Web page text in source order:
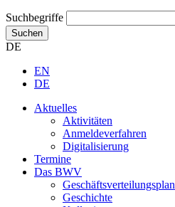
Suchbegriffe
Suchen
DE
EN
DE
Aktuelles
Aktivitäten
Anmeldeverfahren
Digitalisierung
Termine
Das BWV
Geschäftsverteilungsplan
Geschichte